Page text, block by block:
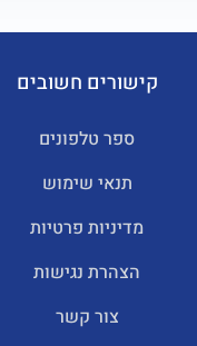
קישורים חשובים
ספר טלפונים
תנאי שימוש
מדיניות פרטיות
הצהרת נגישות
צור קשר